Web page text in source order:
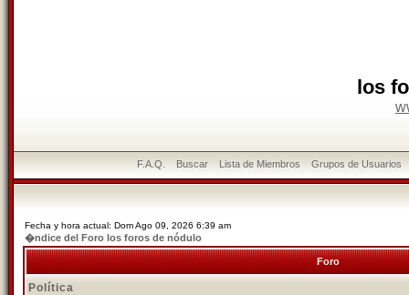
los
F.A.Q. Buscar Lista de Miembros Grupos de Usuarios
Fecha y hora actual: Dom Ago 09, 2026 6:39 am
�ndice del Foro los foros de nódulo
Foro
Política